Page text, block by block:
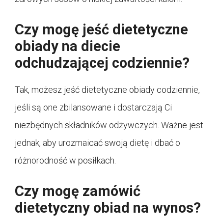
Czy mogę jeść dietetyczne
obiady na diecie
odchudzającej codziennie?
Tak, możesz jeść dietetyczne obiady codziennie,
jeśli są one zbilansowane i dostarczają Ci
niezbędnych składników odżywczych. Ważne jest
jednak, aby urozmaicać swoją dietę i dbać o
różnorodność w posiłkach.
Czy mogę zamówić
dietetyczny obiad na wynos?